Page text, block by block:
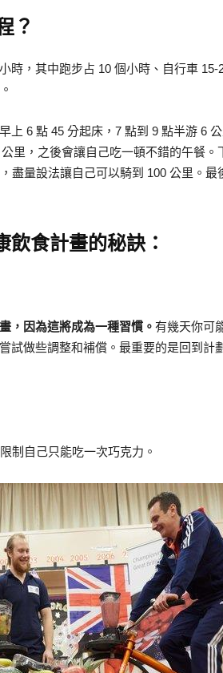
？
時，其中跑步占 10 個小時、自行車 15-
上 6 點 45 分起床，7 點到 9 點半游 6
里，之後會讓自己吃一頓不錯的午餐。
盡量設法讓自己可以騎到 100 公里。最
食計畫的秘訣：
，因為這將成為一種習慣。 有幾天你可
試做些調整和補償。最重要的是回到計
制自己只能吃一次巧克力。